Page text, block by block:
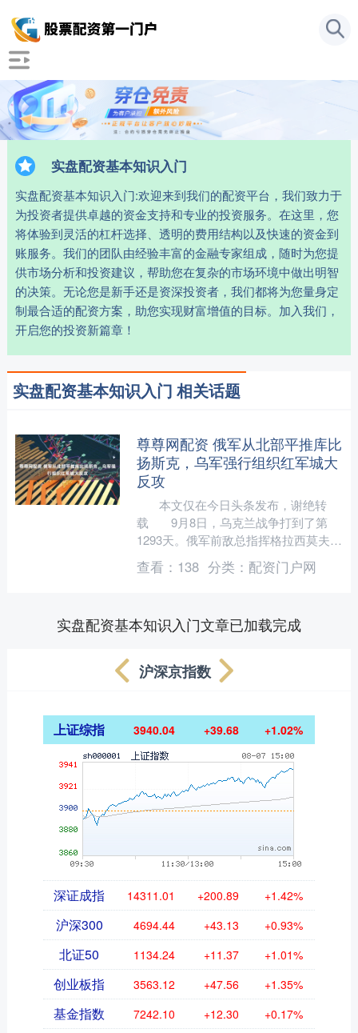
实盘配资基本知识入门
实盘配资基本知识入门:欢迎来到我们的配资平台，我们致力于
为投资者提供卓越的资金支持和专业的投资服务。在这里，您
将体验到灵活的杠杆选择、透明的费用结构以及快速的资金到
账服务。我们的团队由经验丰富的金融专家组成，随时为您提
供市场分析和投资建议，帮助您在复杂的市场环境中做出明智
的决策。无论您是新手还是资深投资者，我们都将为您量身定
制最合适的配资方案，助您实现财富增值的目标。加入我们，
开启您的投资新篇章！
实盘配资基本知识入门 相关话题
尊尊网配资 俄军从北部平推库比
扬斯克，乌军强行组织红军城大
反攻
本文仅在今日头条发布，谢绝转
载 9月8日，乌克兰战争打到了第
1293天。俄军前敌总指挥格拉西莫夫大
将，被授予了“勇敢”勋章。这应当是
在....
查看： 138 分类： 配资门户网
实盘配资基本知识入门文章已加载完成
沪深京指数
上证综指 3940.04 +39.68 +1.02%
深证成指 14311.01 +200.89 +1.42%
沪深300 4694.44 +43.13 +0.93%
北证50 1134.24 +11.37 +1.01%
创业板指 3563.12 +47.56 +1.35%
基金指数 7242.10 +12.30 +0.17%